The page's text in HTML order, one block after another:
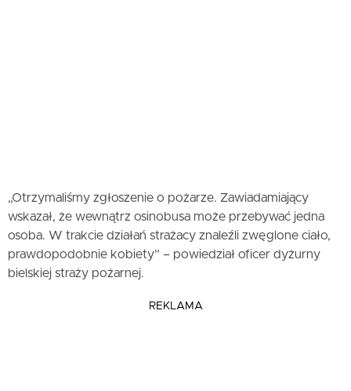
„Otrzymaliśmy zgłoszenie o pożarze. Zawiadamiający
wskazał, że wewnątrz osinobusa może przebywać jedna
osoba. W trakcie działań strażacy znaleźli zwęglone ciało,
prawdopodobnie kobiety” – powiedział oficer dyżurny
bielskiej straży pożarnej.
REKLAMA